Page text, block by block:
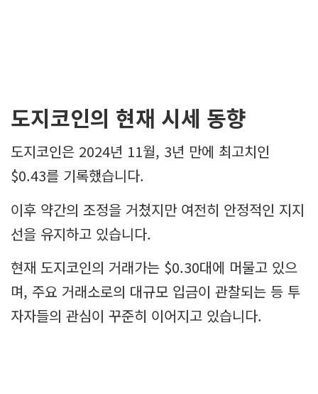
도지코인의 현재 시세 동향
도지코인은 2024년 11월, 3년 만에 최고치인
$0.43를 기록했습니다.
이후 약간의 조정을 거쳤지만 여전히 안정적인 지지
선을 유지하고 있습니다.
현재 도지코인의 거래가는 $0.30대에 머물고 있으
며, 주요 거래소로의 대규모 입금이 관찰되는 등 투
자자들의 관심이 꾸준히 이어지고 있습니다.